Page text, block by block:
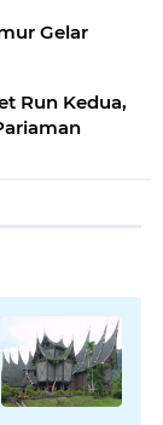
Gelar
Run Kedua,